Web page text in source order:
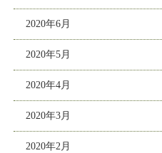
2020年6月
2020年5月
2020年4月
2020年3月
2020年2月